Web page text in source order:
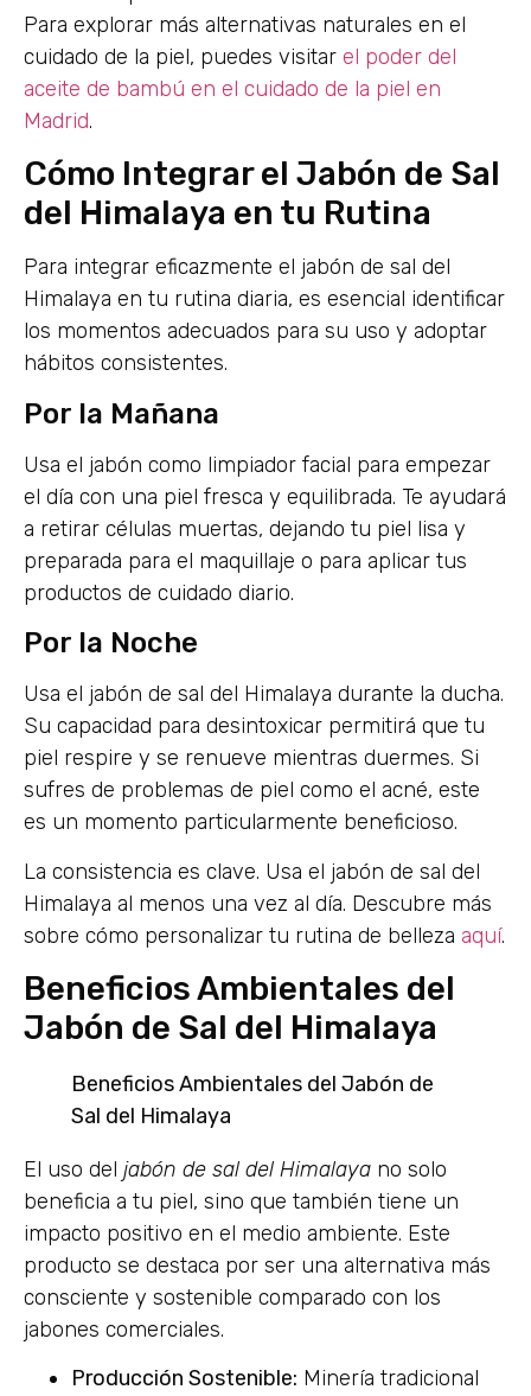
Para explorar más alternativas naturales en el
cuidado de la piel, puedes visitar el poder del
aceite de bambú en el cuidado de la piel en
Madrid.
Cómo Integrar el Jabón de Sal
del Himalaya en tu Rutina
Para integrar eficazmente el jabón de sal del
Himalaya en tu rutina diaria, es esencial identificar
los momentos adecuados para su uso y adoptar
hábitos consistentes.
Por la Mañana
Usa el jabón como limpiador facial para empezar
el día con una piel fresca y equilibrada. Te ayudará
a retirar células muertas, dejando tu piel lisa y
preparada para el maquillaje o para aplicar tus
productos de cuidado diario.
Por la Noche
Usa el jabón de sal del Himalaya durante la ducha.
Su capacidad para desintoxicar permitirá que tu
piel respire y se renueve mientras duermes. Si
sufres de problemas de piel como el acné, este
es un momento particularmente beneficioso.
La consistencia es clave. Usa el jabón de sal del
Himalaya al menos una vez al día. Descubre más
sobre cómo personalizar tu rutina de belleza aquí.
Beneficios Ambientales del
Jabón de Sal del Himalaya
Beneficios Ambientales del Jabón de
Sal del Himalaya
El uso del jabón de sal del Himalaya no solo
beneficia a tu piel, sino que también tiene un
impacto positivo en el medio ambiente. Este
producto se destaca por ser una alternativa más
consciente y sostenible comparado con los
jabones comerciales.
Producción Sostenible: Minería tradicional